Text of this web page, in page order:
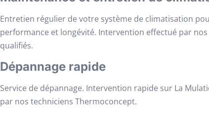
Entretien régulier de votre système de climatisation
performance et longévité. Intervention effectué par
qualifiés.
Dépannage rapide
Service de dépannage. Intervention rapide sur La
par nos techniciens Thermoconcept.